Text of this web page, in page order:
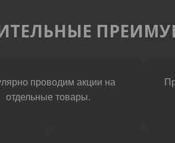
проводим акции на
отдельные товары.